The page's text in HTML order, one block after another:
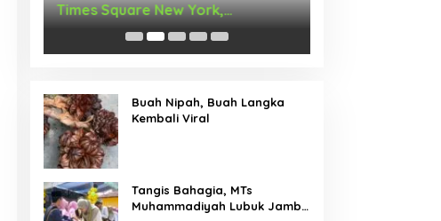
Times Square New York,
Tromarama Harumkan Nama
Buah Nipah, Buah Langka
Kembali Viral
Tangis Bahagia, MTs
Muhammadiyah Lubuk Jambi